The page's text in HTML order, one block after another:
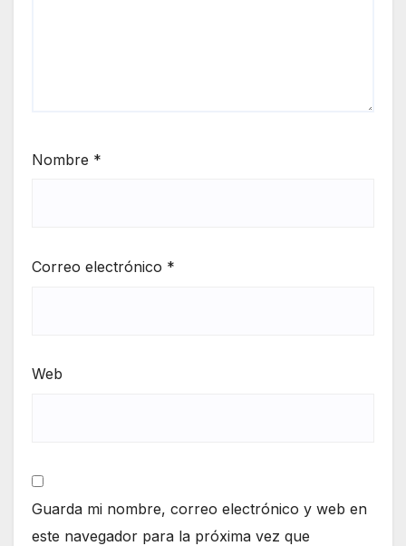
Nombre *
Correo electrónico *
Web
Guarda mi nombre, correo electrónico y web en
este navegador para la próxima vez que